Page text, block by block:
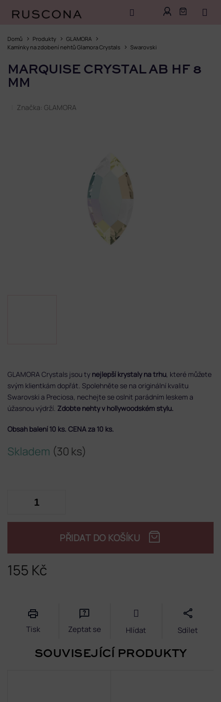
obsah
Domů Produkty
GLAMORA
Kamínky na zdobení nehtů Glamora Crystals
Swarovski
MARQUISE CRYSTAL AB HF 8
MM
Značka: GLAMORA
155 Kč
Skladem (30 ks)
PŘIDAT DO KOŠÍKU
GLAMORA Crystals jsou ty nejlepší krystaly na trhu, které můžete
svým klientkám dopřát. Spolehněte se na originální kvalitu
Swarovski a Preciosa, nechejte se oslnit parádním leskem a
úžasnou výdrží. Zdobte nehty v hollywoodském stylu.
Obsah balení 10 ks. CENA za 10 ks.
Tisk Zeptat se Hlídat Sdílet
SOUVISEJÍCÍ PRODUKTY